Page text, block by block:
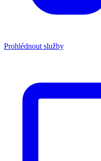
Prohlédnout služby